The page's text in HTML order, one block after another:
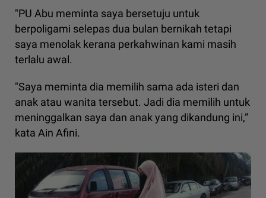
"PU Abu meminta saya bersetuju untuk
berpoligami selepas dua bulan bernikah tetapi
saya menolak kerana perkahwinan kami masih
terlalu awal.
"Saya meminta dia memilih sama ada isteri dan
anak atau wanita tersebut. Jadi dia memilih untuk
meninggalkan saya dan anak yang dikandung ini,”
kata Ain Afini.